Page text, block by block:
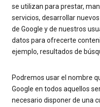
se utilizan para prestar,
servicios, desarrollar
de Google y de nuestros
datos para ofrecerte
ejemplo, resultados de
Podremos usar el nombre
Google en todos aquellos
necesario disponer de una